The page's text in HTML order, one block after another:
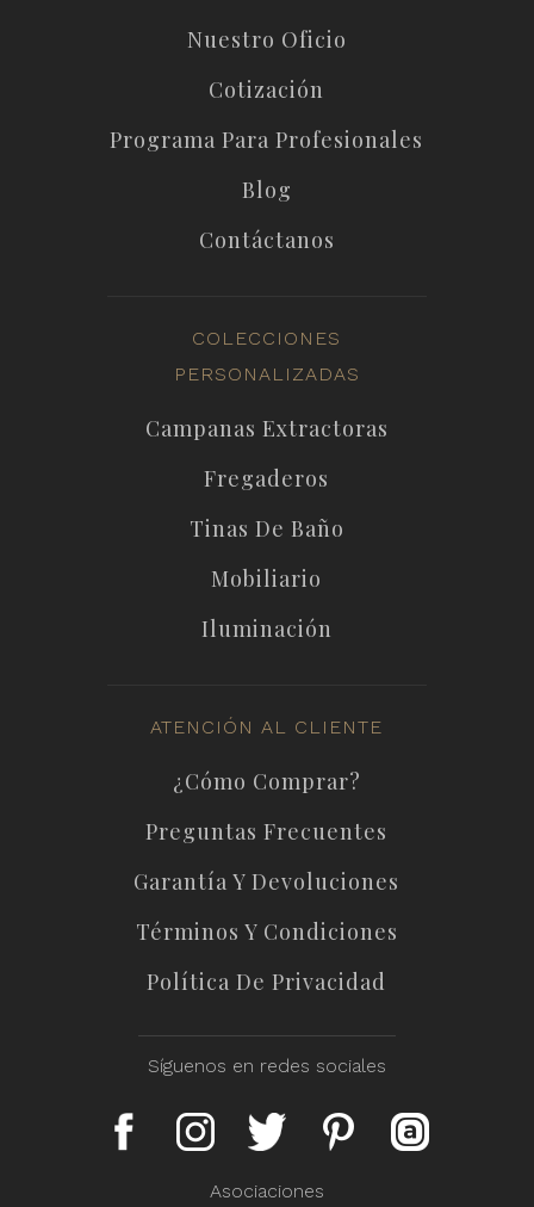
Nuestro Oficio
Cotización
Programa Para Profesionales
Blog
Contáctanos
COLECCIONES
PERSONALIZADAS
Campanas Extractoras
Fregaderos
Tinas De Baño
Mobiliario
Iluminación
ATENCIÓN AL CLIENTE
¿Cómo Comprar?
Preguntas Frecuentes
Garantía Y Devoluciones
Términos Y Condiciones
Política De Privacidad
Síguenos en redes sociales
Asociaciones